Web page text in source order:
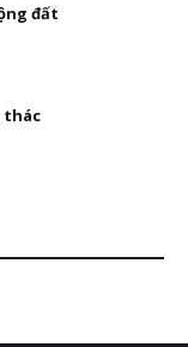
đất
thác